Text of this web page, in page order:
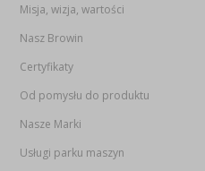
Misja, wizja, wartości
Nasz Browin
Certyfikaty
Od pomysłu do produktu
Nasze Marki
Usługi parku maszyn